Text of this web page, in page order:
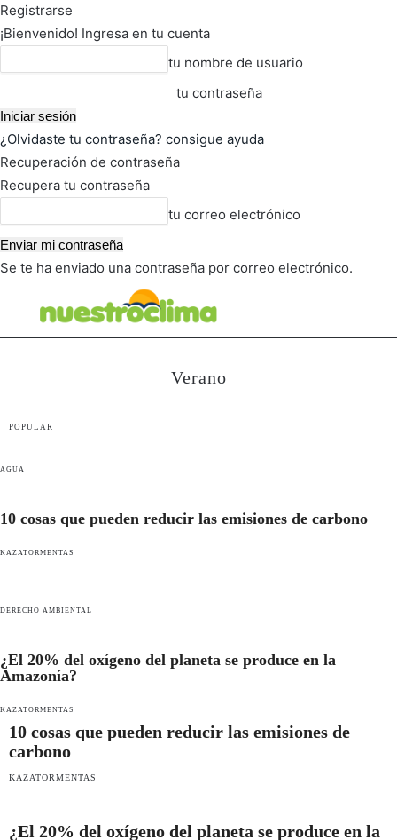
Registrarse
¡Bienvenido! Ingresa en tu cuenta
tu nombre de usuario
tu contraseña
¿Olvidaste tu contraseña? consigue ayuda
Recuperación de contraseña
Recupera tu contraseña
tu correo electrónico
Se te ha enviado una contraseña por correo electrónico.
Verano
POPULAR
AGUA
10 cosas que pueden reducir las emisiones de carbono
KAZATORMENTAS
DERECHO AMBIENTAL
¿El 20% del oxígeno del planeta se produce en la
Amazonía?
KAZATORMENTAS
10 cosas que pueden reducir las emisiones de
carbono
KAZATORMENTAS
¿El 20% del oxígeno del planeta se produce en la